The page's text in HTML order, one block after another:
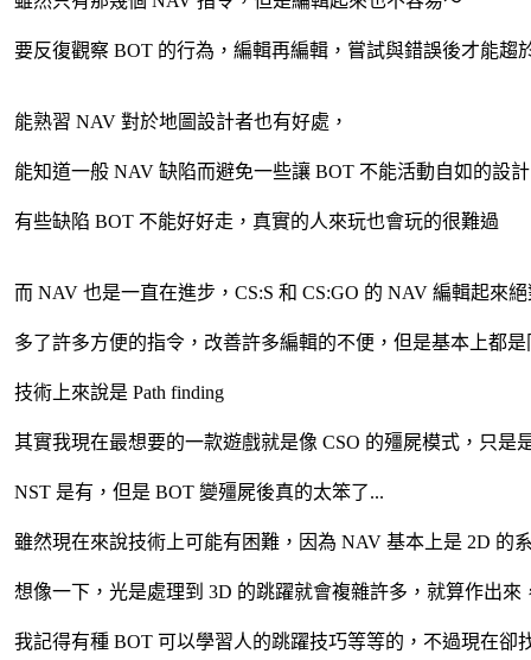
要反復觀察 BOT 的行為，編輯再編輯，嘗試與錯誤後才能趨
能熟習 NAV 對於地圖設計者也有好處，
能知道一般 NAV 缺陷而避免一些讓 BOT 不能活動自如的設計
有些缺陷 BOT 不能好好走，真實的人來玩也會玩的很難過
而 NAV 也是一直在進步，CS:S 和 CS:GO 的 NAV 編輯起來
多了許多方便的指令，改善許多編輯的不便，但是基本上都
技術上來說是 Path finding
其實我現在最想要的一款遊戲就是像 CSO 的殭屍模式，只是
NST 是有，但是 BOT 變殭屍後真的太笨了...
雖然現在來說技術上可能有困難，因為 NAV 基本上是 2D 的
想像一下，光是處理到 3D 的跳躍就會複雜許多，就算作出來
我記得有種 BOT 可以學習人的跳躍技巧等等的，不過現在卻